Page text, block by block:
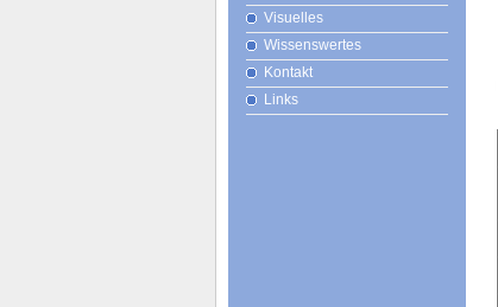
Visuelles
Wissenswertes
Kontakt
Links